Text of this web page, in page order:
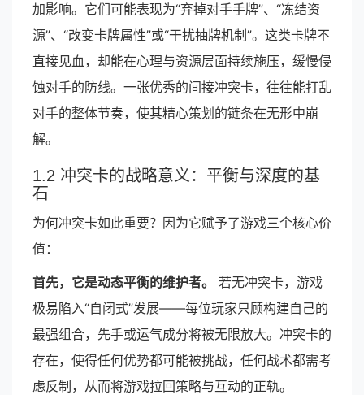
加影响。它们可能表现为“弃掉对手手牌”、“冻结资
源”、“改变卡牌属性”或“干扰抽牌机制”。这类卡牌不
直接见血，却能在心理与资源层面持续施压，缓慢侵
蚀对手的防线。一张优秀的间接冲突卡，往往能打乱
对手的整体节奏，使其精心策划的链条在无形中崩
解。
1.2 冲突卡的战略意义：平衡与深度的基
石
为何冲突卡如此重要？因为它赋予了游戏三个核心价
值：
首先，它是动态平衡的维护者。
若无冲突卡，游戏
极易陷入“自闭式”发展——每位玩家只顾构建自己的
最强组合，先手或运气成分将被无限放大。冲突卡的
存在，使得任何优势都可能被挑战，任何战术都需考
虑反制，从而将游戏拉回策略与互动的正轨。